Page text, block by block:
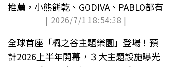
推薦，小熊餅乾、GODIVA、PABLO都有
| 2026/7/1 18:54:38 |
全球首座「楓之谷主題樂園」登場！預
計2026上半年開幕，３大主題設施曝光